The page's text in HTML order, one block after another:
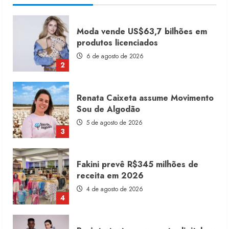
3
Renata Caixeta assume Movimento
Sou de Algodão
5 de agosto de 2026
4
Fakini prevê R$345 milhões de
receita em 2026
4 de agosto de 2026
5
Projeto testa passaporte digital na
moda nacional
4 de agosto de 2026